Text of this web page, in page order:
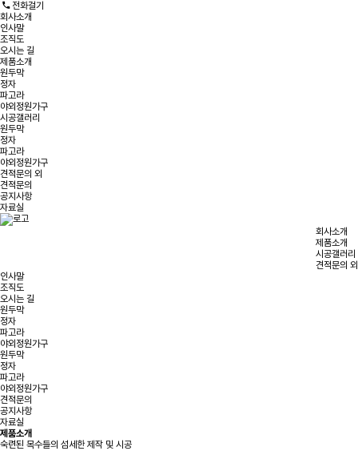
전화걸기
회사소개
인사말
조직도
오시는 길
제품소개
원두막
정자
파고라
야외정원가구
시공갤러리
원두막
정자
파고라
야외정원가구
견적문의 외
견적문의
공지사항
자료실
회사소개
제품소개
시공갤러리
견적문의 외
인사말
조직도
오시는 길
원두막
정자
파고라
야외정원가구
원두막
정자
파고라
야외정원가구
견적문의
공지사항
자료실
제품소개
숙련된 목수들의 섬세한 제작 및 시공